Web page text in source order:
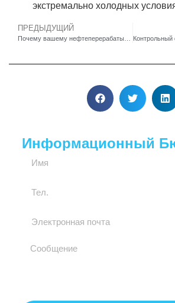
экстремально холодных
ПРЕДЫДУЩИЙ
Информационный